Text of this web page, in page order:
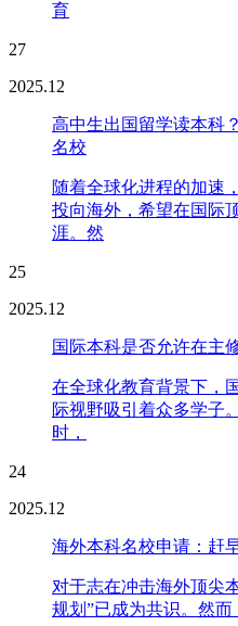
育
27
2025.12
高中生出国留学读本科
名校
随着全球化进程的加速
投向海外，希望在国际
涯。然
25
2025.12
国际本科是否允许在主
在全球化教育背景下，
际视野吸引着众多学子
时，
24
2025.12
海外本科名校申请：赶
对于志在冲击海外顶尖
规划”已成为共识。然